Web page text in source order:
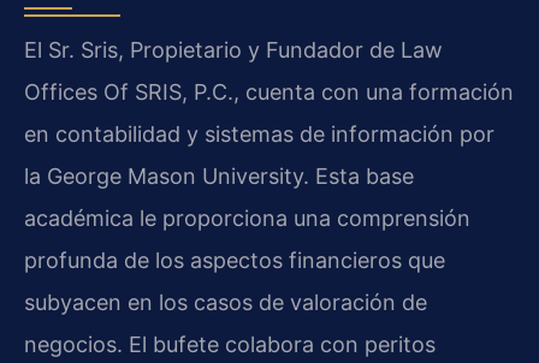
El Sr. Sris, Propietario y Fundador de Law
Offices Of SRIS, P.C., cuenta con una formación
en contabilidad y sistemas de información por
la George Mason University. Esta base
académica le proporciona una comprensión
profunda de los aspectos financieros que
subyacen en los casos de valoración de
negocios. El bufete colabora con peritos